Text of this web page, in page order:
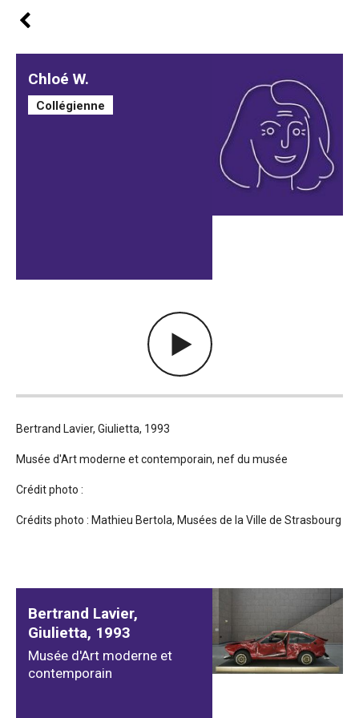
Chloé W.
Collégienne
Bertrand Lavier, Giulietta, 1993
Musée d'Art moderne et contemporain, nef du musée
Crédit photo :
Crédits photo : Mathieu Bertola, Musées de la Ville de Strasbourg
Bertrand Lavier,
Giulietta, 1993
Musée d'Art moderne et
contemporain